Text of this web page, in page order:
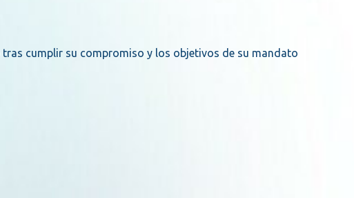
cumplir su compromiso y los objetivos de su mandato